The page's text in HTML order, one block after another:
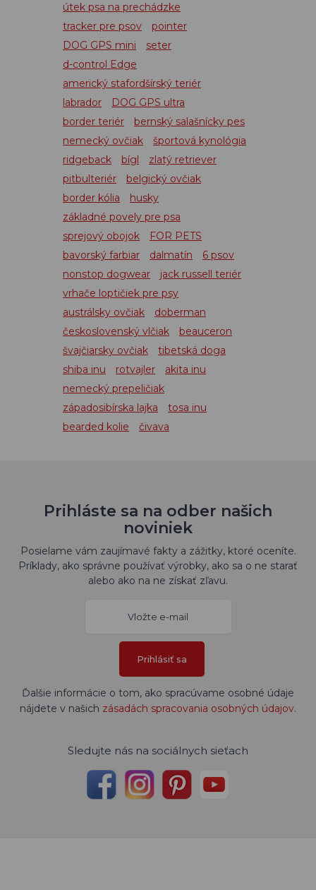
útek psa na prechádzke
tracker pre psov
pointer
DOG GPS mini
seter
d-control Edge
americký stafordšírský teriér
labrador
DOG GPS ultra
border teriér
bernský salašnícky pes
nemecký ovčiak
športová kynológia
ridgeback
bígl
zlatý retriever
pitbulteriér
belgický ovčiak
border kólia
husky
základné povely pre psa
sprejový obojok
FOR PETS
bavorský farbiar
dalmatín
6 psov
nonstop dogwear
jack russell teriér
vrhače loptičiek pre psy
austrálsky ovčiak
doberman
československý vlčiak
beauceron
švajčiarsky ovčiak
tibetská doga
shiba inu
rotvajler
akita inu
nemecký prepeličiak
západosibírska lajka
tosa inu
bearded kolie
čivava
Prihláste sa na odber našich
noviniek
Posielame vám zaujímavé fakty a zážitky, ktoré oceníte.
Príklady, ako správne používať výrobky, ako sa o ne starať
alebo ako na ne získať zľavu.
Prihlásiť sa
Ďalšie informácie o tom, ako spracúvame osobné údaje
nájdete v našich zásadách spracovania osobných údajov.
Sledujte nás na sociálnych sieťach